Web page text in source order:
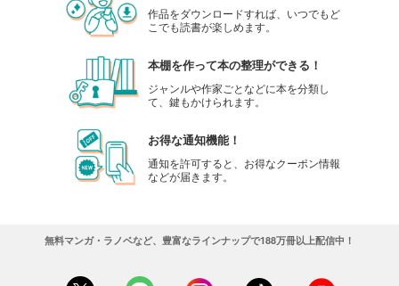
作品をダウンロードすれば、いつでもど
こでも読書が楽しめます。
本棚を作って本の整理ができる！
ジャンルや作家ごとなどに本を分類し
て、鍵もかけられます。
お得な通知機能！
通知を許可すると、お得なクーポン情報
などが届きます。
無料マンガ・ラノベなど、豊富なラインナップで188万冊以上配信中！